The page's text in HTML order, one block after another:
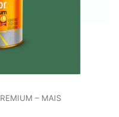
– MAIS